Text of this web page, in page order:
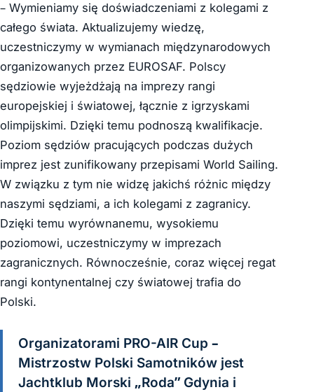
– Wymieniamy się doświadczeniami z kolegami z
całego świata. Aktualizujemy wiedzę,
uczestniczymy w wymianach międzynarodowych
organizowanych przez EUROSAF. Polscy
sędziowie wyjeżdżają na imprezy rangi
europejskiej i światowej, łącznie z igrzyskami
olimpijskimi. Dzięki temu podnoszą kwalifikacje.
Poziom sędziów pracujących podczas dużych
imprez jest zunifikowany przepisami World Sailing.
W związku z tym nie widzę jakichś różnic między
naszymi sędziami, a ich kolegami z zagranicy.
Dzięki temu wyrównanemu, wysokiemu
poziomowi, uczestniczymy w imprezach
zagranicznych. Równocześnie, coraz więcej regat
rangi kontynentalnej czy światowej trafia do
Polski.
Organizatorami PRO-AIR Cup –
Mistrzostw Polski Samotników jest
Jachtklub Morski „Roda” Gdynia i